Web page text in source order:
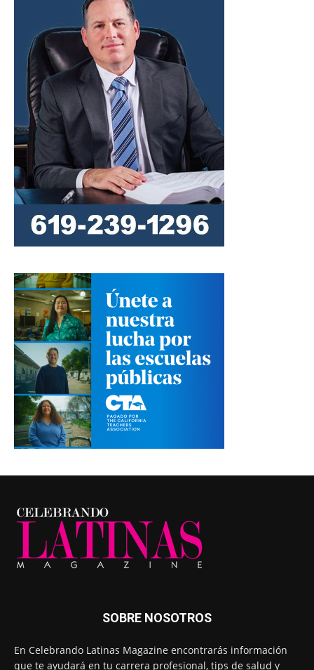
SOBRE NOSOTROS
En Celebrando Latinas Magazine encontrarás información
que te ayudará en tu carrera profesional, tips de salud y